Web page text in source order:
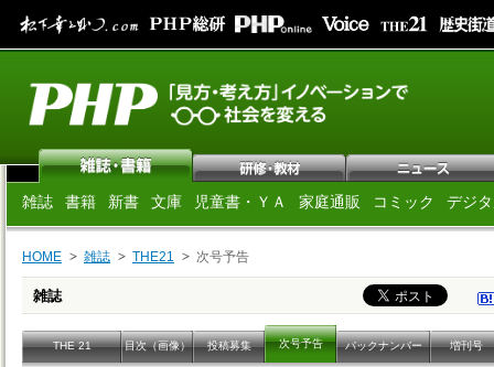
雑誌 書籍 新書 文庫 児童書・ＹＡ 家庭通販 コミック デジ
HOME 雑誌 THE21 次号予告
雑誌
THE 21 目次（画像） 投稿募集 次号予告 バックナンバー 増刊号